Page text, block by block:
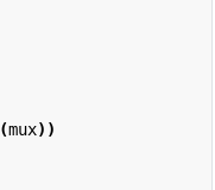
(mux))